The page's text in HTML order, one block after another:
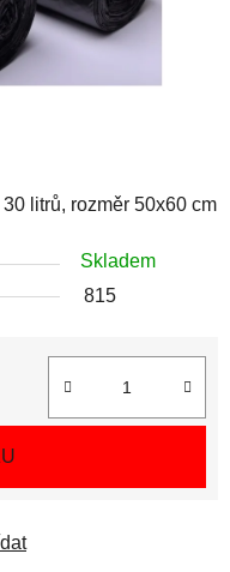
litrů, rozměr 50x60 cm
Skladem
815